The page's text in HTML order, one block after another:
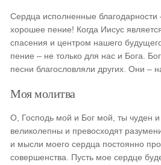
Сердца исполненные благодарности
хорошее пение! Когда Иисус
спасения и центром нашего
пение – не только для нас и Бога.
песни благословляли других. Они –
Моя молитва
О, Господь мой и Бог мой, ты чуден
великолепны и превосходят
и мысли моего сердца постоянно
совершенства. Пусть мое сердце